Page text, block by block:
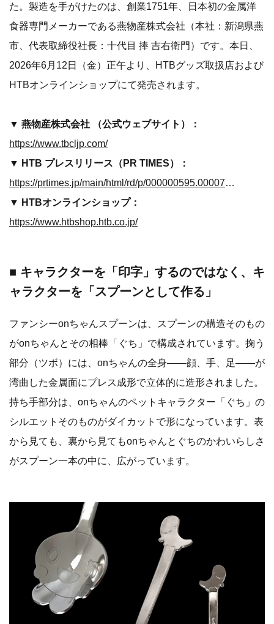
た。製造を手がけたのは、創業1751年、日本初の金属洋
食器専門メーカーである燕物産株式会社（本社：新潟県燕
市、代表取締役社長：十代目 捧 吉右衛門）です。本日、
2026年6月12日（金）正午より、HTBグッズ取扱店および
HTBオンラインショップにて発売されます。
▼ 燕物産株式会社 （公式ウェブサイト）：
https://www.tbcljp.com/
▼ HTB プレスリリース（PR TIMES）：
https://prtimes.jp/main/html/rd/p/000000595.000073351.html
▼ HTBオンラインショップ：
https://www.htbshop.htb.co.jp/
■ キャラクターを「印字」するのではなく、キ
ャラクターを「スプーンとして作る」
ファンシーonちゃんスプーンは、スプーンの構造そのもの
がonちゃんとその相棒「ぐち」で構成されています。掬う
部分（ツボ）には、onちゃんの全身——顔、手、足——が
湾曲した金属面にプレス成形で立体的に造形されました。
持ち手部分は、onちゃんのペットキャラクター「ぐち」の
シルエットそのものがダイカットで形になっています。表
から見ても、裏から見てもonちゃんとぐちのかわいらしさ
がスプーン一本の中に、広がっています。